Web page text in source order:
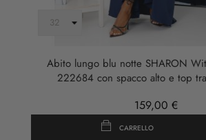
Abito lungo blu notte SHARON
222684 con spacco alto e top
159,00 €
CARRELLO